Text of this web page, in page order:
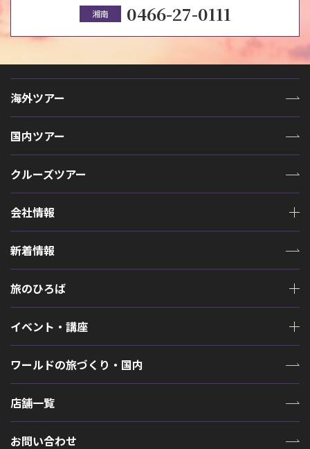
湘南 0466-27-0111
海外ツアー
国内ツアー
クルーズツアー
会社情報
新着情報
旅のひろば
イベント・講座
ワールドの旅づくり・国内
店舗一覧
お問い合わせ